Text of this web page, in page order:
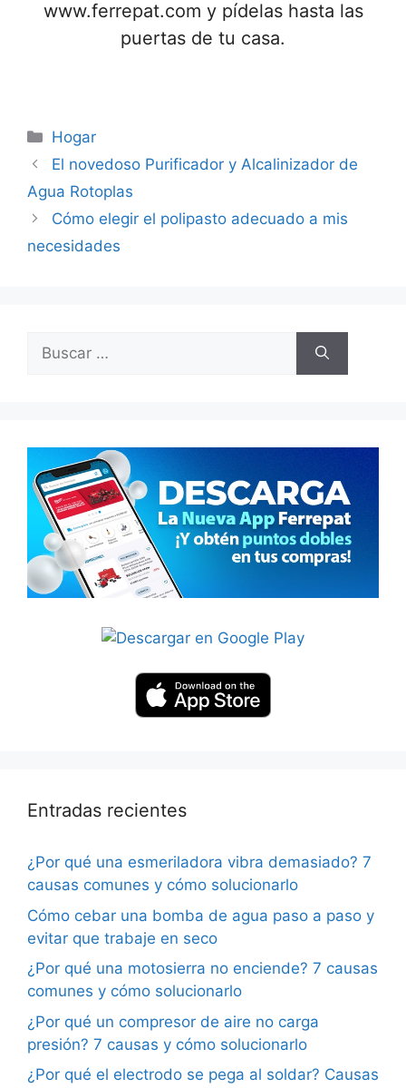
www.ferrepat.com y pídelas hasta las
puertas de tu casa.
Categorías
Hogar
El novedoso Purificador y Alcalinizador de
Agua Rotoplas
Cómo elegir el polipasto adecuado a mis
necesidades
Buscar:
Entradas recientes
¿Por qué una esmeriladora vibra demasiado? 7
causas comunes y cómo solucionarlo
Cómo cebar una bomba de agua paso a paso y
evitar que trabaje en seco
¿Por qué una motosierra no enciende? 7 causas
comunes y cómo solucionarlo
¿Por qué un compresor de aire no carga
presión? 7 causas y cómo solucionarlo
¿Por qué el electrodo se pega al soldar? Causas